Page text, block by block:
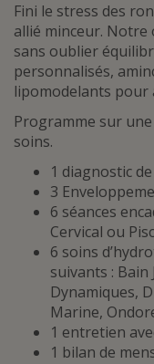
Fini le stress des
allié minceur. Notre
sans oublier
personnalisés,
lipomodelants
Programme sur
soins.
1 diagnostic
3
6 séances
Cervical ou
6 soins
suivants : Bain
Dynamiques,
Marine,
1 entretien
1 bilan de